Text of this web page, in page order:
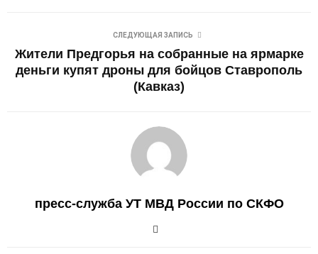
СЛЕДУЮЩАЯ ЗАПИСЬ
Жители Предгорья на собранные на ярмарке
деньги купят дроны для бойцов Ставрополь
(Кавказ)
пресс-служба УТ МВД России по СКФО